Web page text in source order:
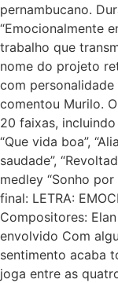
pernambucano.
“Emocionalmente
trabalho que
nome do projeto
com personalidade
comentou Murilo.
20 faixas,
“Que vida boa”,
saudade”,
medley “Sonho por
final: LETRA:
Compositores:
envolvido Com
sentimento acaba
joga entre as